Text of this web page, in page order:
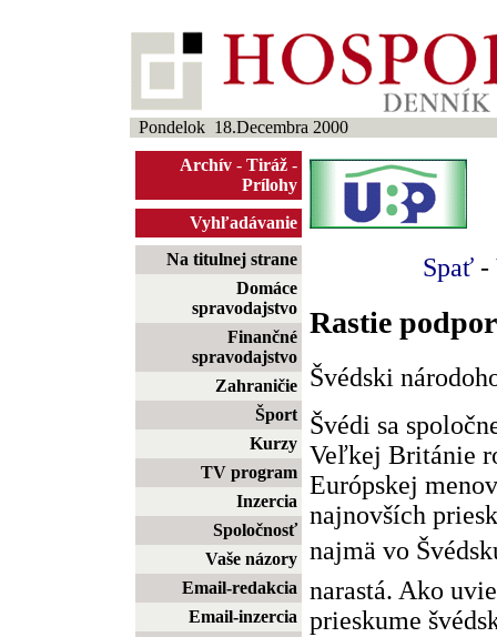
Pondelok 18.Decembra 2000
Archív - Tiráž -
Prílohy
Vyhľadávanie
Na titulnej strane
Domáce
spravodajstvo
Finančné
spravodajstvo
Zahraničie
Šport
Kurzy
TV program
Inzercia
Spoločnosť
Vaše názory
Email-redakcia
Email-inzercia
Spať -
Rastie
Švédski
Švédi sa
Veľkej Británie
Európskej
najnovších
najmä vo
narastá. Ako
prieskume